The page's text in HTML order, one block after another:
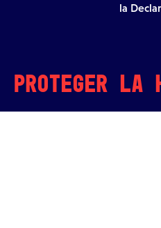
la
PROTEGER LA